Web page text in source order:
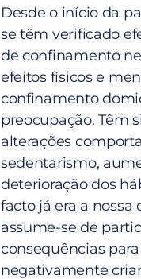
Desde o início da
se têm verificado
de confinamento
efeitos físicos e
confinamento
preocupação. Têm
alterações
sedentarismo,
deterioração dos
facto já era a
assume-se de
consequências
negativamente